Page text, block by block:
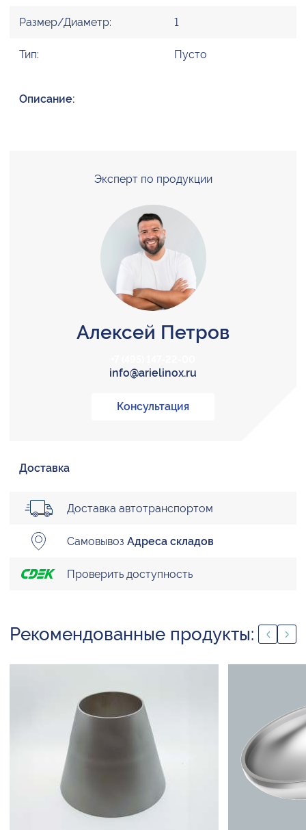
Размер/Диаметр: 1
Тип: Пусто
Описание:
Эксперт по продукции
Алексей Петров
info@arielinox.ru
Консультация
Доставка
Доставка автотранспортом
Самовывоз Адреса складов
Проверить доступность
Рекомендованные продукты: